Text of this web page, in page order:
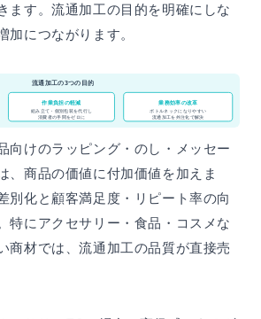
ます。流通加工の目的を明確にしな
加につながります。
流通加工の3つの目的
作業負担の軽減
組み立て・個別包装を代行し
消費者の手間をゼロに
業務効率の改革
ボトルネックになりやすい
流通加工を外注化で解決
向けのラッピング・のし・メッセー
、商品の価値に付加価値を加えま
別化と顧客満足度・リピート率の向
特にアクセサリー・食品・コスメな
商材では、流通加工の品質が直接売